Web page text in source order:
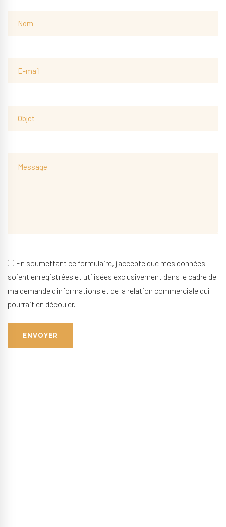
En soumettant ce formulaire, j'accepte que mes données
soient enregistrées et utilisées exclusivement dans le cadre de
ma demande d'informations et de la relation commerciale qui
pourrait en découler.